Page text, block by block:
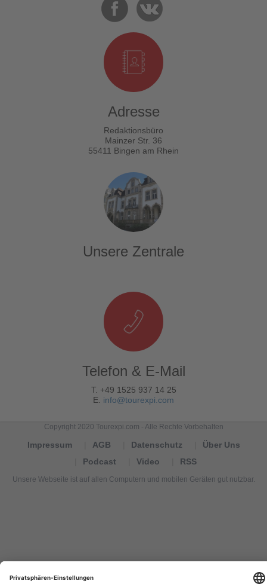
Adresse
Redaktionsbüro
Mainzer Str. 36
55411 Bingen am Rhein
Unsere Zentrale
Telefon & E-Mail
T. +49 1525 937 14 25
E. info@tourexpi.com
Copyright 2020 Tourexpi.com - Alle Rechte Vorbehalten
Impressum AGB Datenschutz
Über Uns
Podcast
Video RSS
Unsere Webseite ist auf allen Computern und mobilen Geräten gut nutzbar.
noticias
de